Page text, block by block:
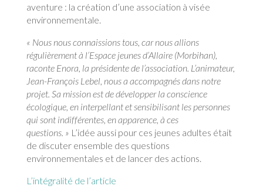
aventure : la création d’une association à visée
environnementale.
« Nous nous connaissions tous, car nous allions
régulièrement à l’Espace jeunes d’Allaire (Morbihan),
raconte Enora, la présidente de l’association. L’animateur,
Jean-François Lebel, nous a accompagnés dans notre
projet. Sa mission est de développer la conscience
écologique, en interpellant et sensibilisant les personnes
qui sont indifférentes, en apparence, à ces
questions. » L’idée aussi pour ces jeunes adultes était
de discuter ensemble des questions
environnementales et de lancer des actions.
L’intégralité de l’article